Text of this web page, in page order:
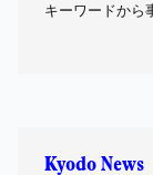
キーワードから
Kyodo News